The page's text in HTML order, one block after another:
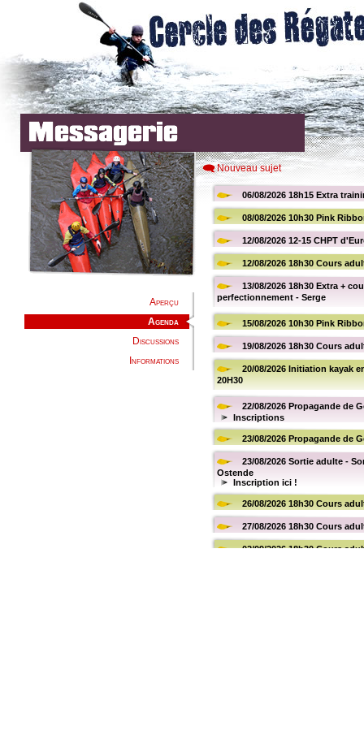
Aperçu
Agenda
Discussions
Informations
Nouveau sujet